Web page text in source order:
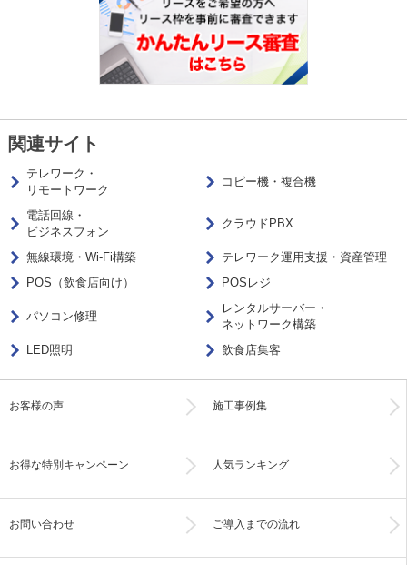
関連サイト
テレワーク・
リモートワーク
コピー機・複合機
電話回線・
ビジネスフォン
クラウドPBX
無線環境・Wi-Fi構築
テレワーク運用支援・資産管理
POS（飲食店向け）
POSレジ
パソコン修理
レンタルサーバー・
ネットワーク構築
LED照明
飲食店集客
お客様の声 施工事例集
お得な特別キャンペーン 人気ランキング
お問い合わせ ご導入までの流れ